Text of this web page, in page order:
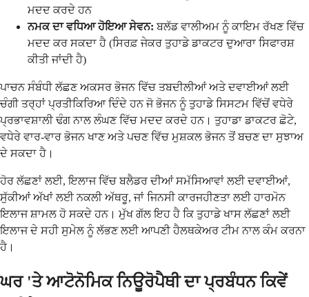
ਮਦਦ ਕਰਦੇ ਹਨ
ਨਮਕ ਦਾ ਵਧਿਆ ਹੋਇਆ ਸੇਵਨ: ਬਲੱਡ ਵਾਲੀਅਮ ਨੂੰ ਕਾਇਮ ਰੱਖਣ ਵਿੱਚ
ਮਦਦ ਕਰ ਸਕਦਾ ਹੈ (ਸਿਰਫ਼ ਜੇਕਰ ਤੁਹਾਡੇ ਡਾਕਟਰ ਦੁਆਰਾ ਸਿਫਾਰਸ਼
ਕੀਤੀ ਜਾਂਦੀ ਹੈ)
ਪਾਚਨ ਸੰਬੰਧੀ ਲੱਛਣ ਅਕਸਰ ਭੋਜਨ ਵਿੱਚ ਤਬਦੀਲੀਆਂ ਅਤੇ ਦਵਾਈਆਂ ਲਈ
ਚੰਗੀ ਤਰ੍ਹਾਂ ਪ੍ਰਤੀਕਿਰਿਆ ਦਿੰਦੇ ਹਨ ਜੋ ਭੋਜਨ ਨੂੰ ਤੁਹਾਡੇ ਸਿਸਟਮ ਵਿੱਚੋਂ ਵਧੇਰੇ
ਪ੍ਰਭਾਵਸ਼ਾਲੀ ਢੰਗ ਨਾਲ ਲੰਘਣ ਵਿੱਚ ਮਦਦ ਕਰਦੇ ਹਨ। ਤੁਹਾਡਾ ਡਾਕਟਰ ਛੋਟੇ,
ਵਧੇਰੇ ਵਾਰ-ਵਾਰ ਭੋਜਨ ਖਾਣ ਅਤੇ ਪਚਣ ਵਿੱਚ ਮੁਸ਼ਕਲ ਭੋਜਨ ਤੋਂ ਬਚਣ ਦਾ ਸੁਝਾਅ
ਦੇ ਸਕਦਾ ਹੈ।
ਹੋਰ ਲੱਛਣਾਂ ਲਈ, ਇਲਾਜ ਵਿੱਚ ਬਲੈਡਰ ਦੀਆਂ ਸਮੱਸਿਆਵਾਂ ਲਈ ਦਵਾਈਆਂ,
ਸੁੱਕੀਆਂ ਅੱਖਾਂ ਲਈ ਨਕਲੀ ਅੱਥਰੂ, ਜਾਂ ਜਿਨਸੀ ਕਾਰਜਹੀਣਤਾ ਲਈ ਹਾਰਮੋਨ
ਇਲਾਜ ਸ਼ਾਮਲ ਹੋ ਸਕਦੇ ਹਨ। ਮੁੱਖ ਗੱਲ ਇਹ ਹੈ ਕਿ ਤੁਹਾਡੇ ਖਾਸ ਲੱਛਣਾਂ ਲਈ
ਇਲਾਜ ਦੇ ਸਹੀ ਸੁਮੇਲ ਨੂੰ ਲੱਭਣ ਲਈ ਆਪਣੀ ਹੈਲਥਕੇਅਰ ਟੀਮ ਨਾਲ ਕੰਮ ਕਰਨਾ
ਹੈ।
ਘਰ 'ਤੇ ਆਟੋਨੋਮਿਕ ਨਿਊਰੋਪੈਥੀ ਦਾ ਪ੍ਰਬੰਧਨ ਕਿਵੇਂ